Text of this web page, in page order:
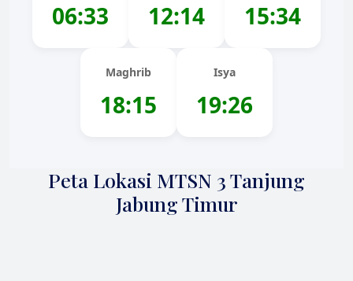
06:33 12:14 15:34
Maghrib
18:15
Isya
19:26
Peta Lokasi MTSN 3 Tanjung
Jabung Timur